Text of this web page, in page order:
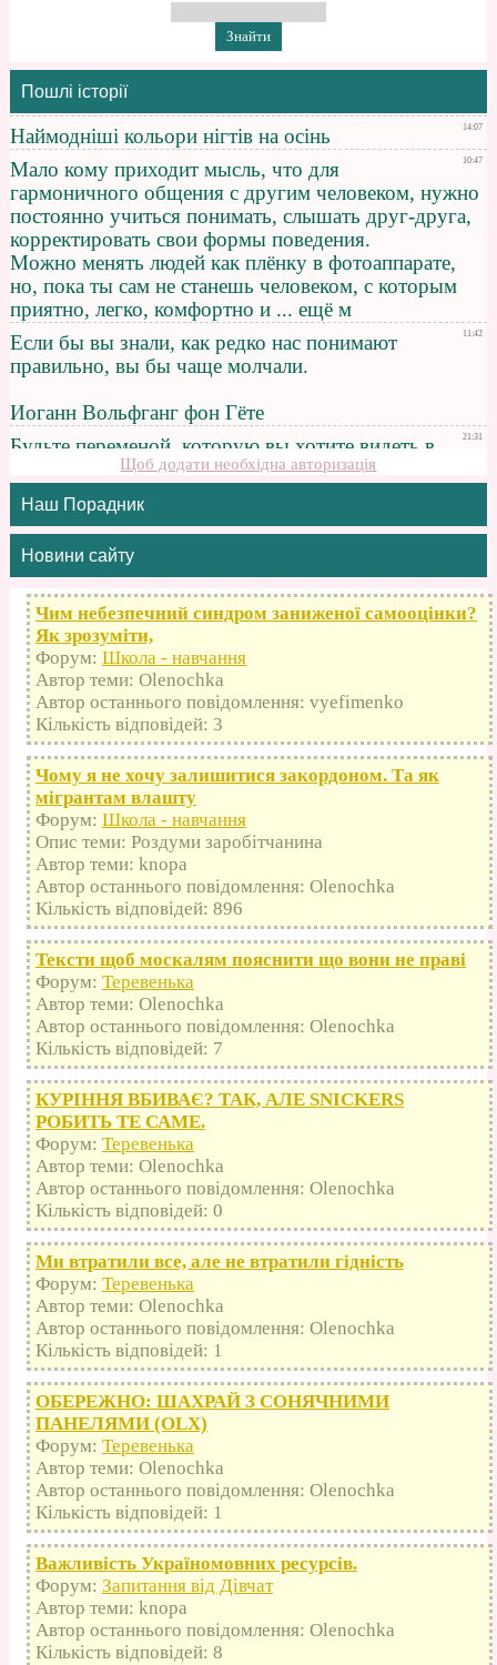
Пошлі історії
Щоб додати необхідна авторизація
Наш Порадник
Новини сайту
Чим небезпечний синдром заниженої самооцінки?
Як зрозуміти,
Форум: Школа - навчання
Автор теми: Olenochka
Автор останнього повідомлення: vyefimenko
Кількість відповідей: 3
Чому я не хочу залишитися закордоном. Та як
мігрантам влашту
Форум: Школа - навчання
Опис теми: Роздуми заробітчанина
Автор теми: knopa
Автор останнього повідомлення: Olenochka
Кількість відповідей: 896
Тексти щоб москалям пояснити що вони не праві
Форум: Теревенька
Автор теми: Olenochka
Автор останнього повідомлення: Olenochka
Кількість відповідей: 7
КУРІННЯ ВБИВАЄ? ТАК, АЛЕ SNICKERS
РОБИТЬ ТЕ САМЕ.
Форум: Теревенька
Автор теми: Olenochka
Автор останнього повідомлення: Olenochka
Кількість відповідей: 0
Ми втратили все, але не втратили гідність
Форум: Теревенька
Автор теми: Olenochka
Автор останнього повідомлення: Olenochka
Кількість відповідей: 1
ОБЕРЕЖНО: ШАХРАЙ З СОНЯЧНИМИ
ПАНЕЛЯМИ (OLX)
Форум: Теревенька
Автор теми: Olenochka
Автор останнього повідомлення: Olenochka
Кількість відповідей: 1
Важливість Україномовних ресурсів.
Форум: Запитання від Дівчат
Автор теми: knopa
Автор останнього повідомлення: Olenochka
Кількість відповідей: 8